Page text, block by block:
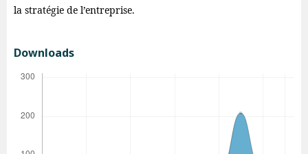
la stratégie de l’entreprise.
Downloads